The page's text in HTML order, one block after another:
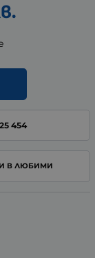
454
В ЛЮБИМИ